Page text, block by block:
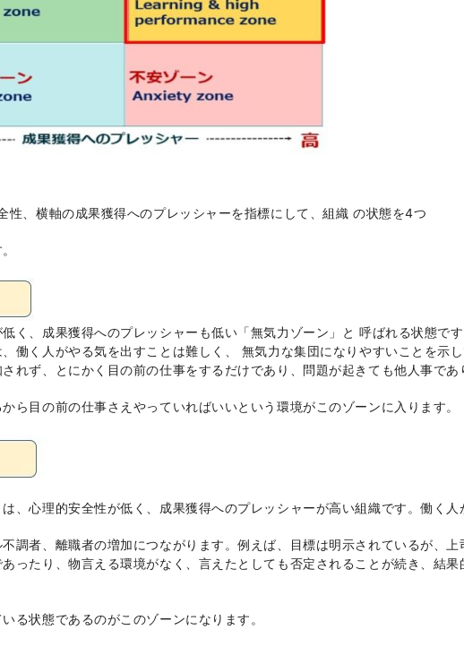
性、横軸の成果獲得へのプレッシャーを指標にして、組織 の状態を4つ
く、成果獲得へのプレッシャーも低い「無気力ゾーン」と 呼ばれる状態で
働く人がやる気を出すことは難しく、 無気力な集団になりやすいことを示
れず、とにかく目の前の仕事をするだけであり、問題が起きても他人事であ
ら目の前の仕事さえやっていればいいという環境がこのゾーンに入ります。
、心理的安全性が低く、成果獲得へのプレッシャーが高い組織です。働く人
調者、離職者の増加につながります。例えば、目標は明示されているが、上
ったり、物言える環境がなく、言えたとしても否定されることが続き、結果
る状態であるのがこのゾーンになります。